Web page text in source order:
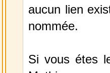
aucun lien
nommée.
Si vous étes